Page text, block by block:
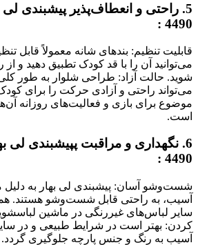
5. راحتی و انعطاف‌پذیر پیشبندی لی
4490 :
قابلیت تنظیم: بندهای شانه معمولاً قابل
می‌توانید آن را با قد کودک تطبیق دهید و از
شوید. حالت آزاد: طراحی شلوار به طور
می‌تواند راحتی و آزادی حرکت را برای
موضوع برای بازی و فعالیت‌های روزانه
است.
6. نگهداری و مراقبت پپیشبندی لی
4490 :
شست‌وشو آسان: پیشبندی لی بهار به دلیل
آسیب، به راحتی قابل شست‌وشو هستند.
سایر لباس‌های غیررنگی در ماشین
کردن: بهتر است در شرایط طبیعی و در
آسیب به رنگ و جنس پارچه جلوگیری گردد.